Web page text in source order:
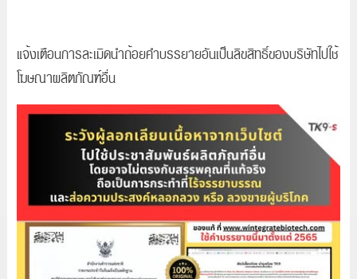
แจ้งเตือนการละเมิดนำถ้อยคำบรรยายอันเป็นลิขสิทธิ์ของบริษัทไปใช้
โฆษณาผลิตภัณฑ์อื่น